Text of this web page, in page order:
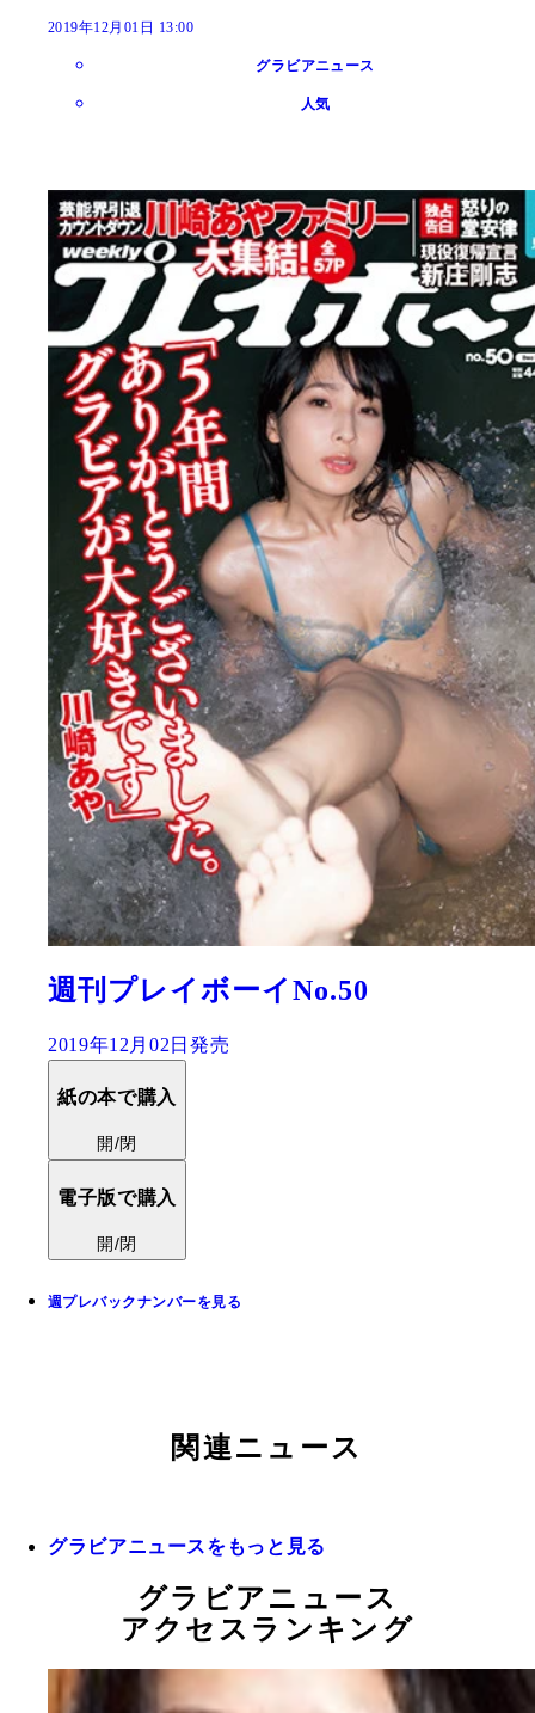
2019年12月01日 13:00
グラビアニュース
人気
週刊プレイボーイNo.50
2019年12月02日発売
紙の本で購入
開/閉
電子版で購入
開/閉
週プレバックナンバーを見る
関連ニュース
グラビアニュースをもっと見る
グラビアニュース
アクセスランキング